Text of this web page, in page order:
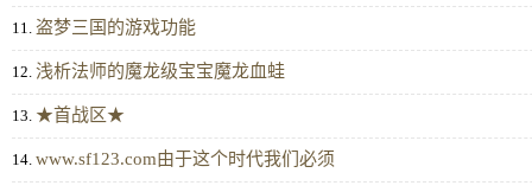
11. 盗梦三国的游戏功能
12. 浅析法师的魔龙级宝宝魔龙血蛙
13. ★首战区★
14. www.sf123.com由于这个时代我们必须